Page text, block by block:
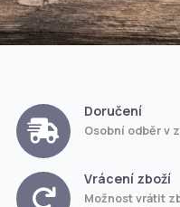
Doručení
Osobní odběr v
Vrácení zboží
Možnost vrátit